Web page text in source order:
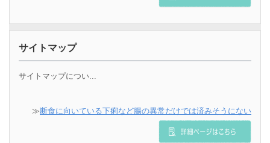
サイトマップ
サイトマップについ...
≫断食に向いている下痢など腸の異常だけでは済みそうにない